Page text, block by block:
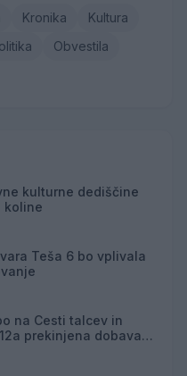
Kronika
Kultura
Obvestila
kulturne dediščine
koline
Teša 6 bo vplivala
na Cesti talcev in
prekinjena dobava